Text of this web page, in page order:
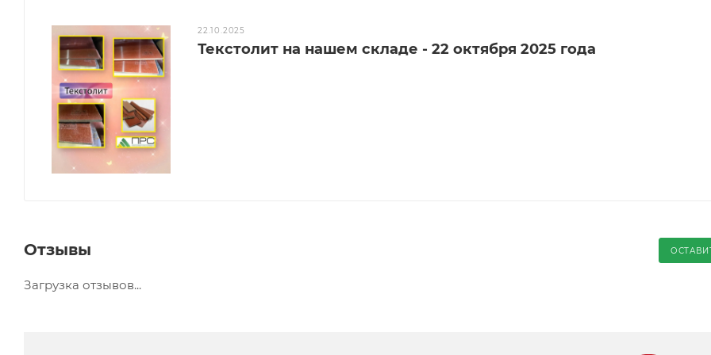
22.10.2025
Текстолит на нашем складе - 22 октября 2025 года
Отзывы
Загрузка отзывов...